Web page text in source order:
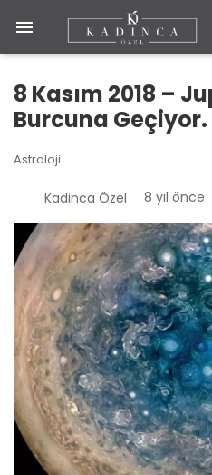
8 Kasım 2018 –
Burcuna Geçiyor.
Astroloji
Kadinca Özel 8 yıl önce